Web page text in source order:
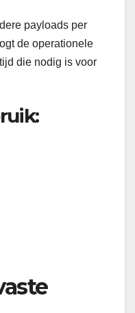
payloads per
de operationele
die nodig is voor